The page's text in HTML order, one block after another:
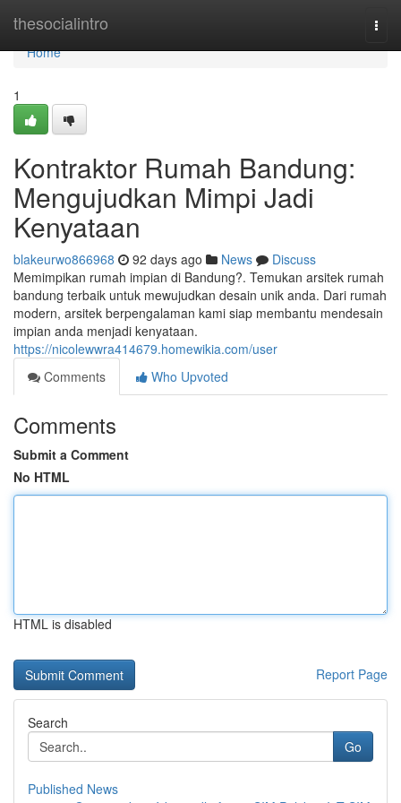
thesocialintro
Home
Home
1
Kontraktor Rumah Bandung:
Mengujudkan Mimpi Jadi
Kenyataan
blakeurwo866968 92 days ago News
Discuss
Memimpikan rumah impian di Bandung?. Temukan arsitek rumah
bandung terbaik untuk mewujudkan desain unik anda. Dari rumah
modern, arsitek berpengalaman kami siap membantu mendesain
impian anda menjadi kenyataan.
https://nicolewwra414679.homewikia.com/user
Comments
Who Upvoted
Comments
Submit a Comment
No HTML
HTML is disabled
Report Page
Search
Go
Published News